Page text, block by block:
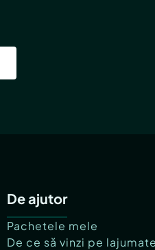
De ajutor
Pachetele mele
De ce să vinzi pe